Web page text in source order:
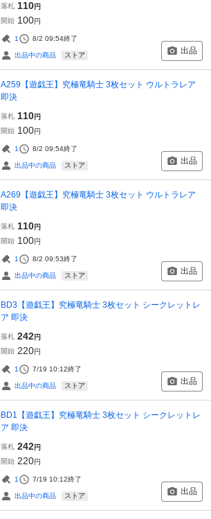
落札 110円
開始 100円
1 8/2 09:54終了
出品中の商品 ストア 出品
A259【遊戯王】究極竜騎士 3枚セット ウルトラレア
即決
落札 110円
開始 100円
1 8/2 09:54終了
出品中の商品 ストア 出品
A269【遊戯王】究極竜騎士 3枚セット ウルトラレア
即決
落札 110円
開始 100円
1 8/2 09:53終了
出品中の商品 ストア 出品
BD3【遊戯王】究極竜騎士 3枚セット シークレットレ
ア 即決
落札 242円
開始 220円
1 7/19 10:12終了
出品中の商品 ストア 出品
BD1【遊戯王】究極竜騎士 3枚セット シークレットレ
ア 即決
落札 242円
開始 220円
1 7/19 10:12終了
出品中の商品 ストア 出品